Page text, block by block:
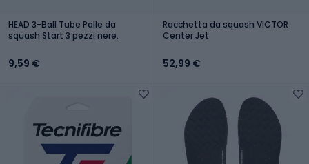
HEAD 3-Ball Tube Palle da
squash Start 3 pezzi nere.
9,59 €
Racchetta da squash VICTOR
Center Jet
52,99 €